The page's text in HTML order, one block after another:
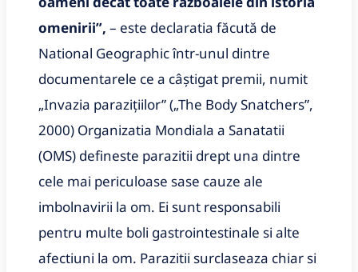
omenirii”, – este declaratia făcută de
National Geographic într-unul dintre
documentarele ce a câștigat premii, numit
„Invazia parazițiilor” („The Body Snatchers”,
2000) Organizatia Mondiala a Sanatatii
(OMS) defineste parazitii drept una dintre
cele mai periculoase sase cauze ale
imbolnavirii la om. Ei sunt responsabili
pentru multe boli gastrointestinale si alte
afectiuni la om. Parazitii surclaseaza chiar si